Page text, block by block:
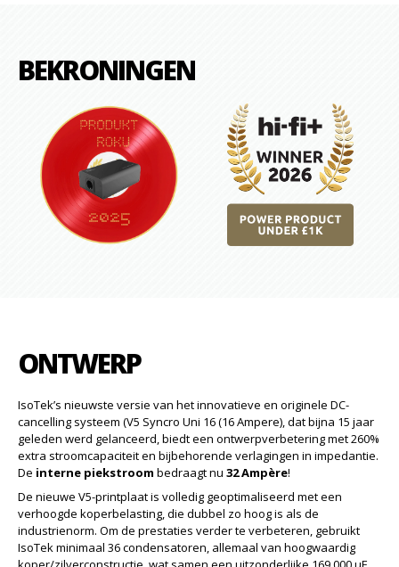
BEKRONINGEN
ONTWERP
IsoTek’s nieuwste versie van het innovatieve en originele DC-
cancelling systeem (V5 Syncro Uni 16 (16 Ampere), dat bijna 15 jaar
geleden werd gelanceerd, biedt een ontwerpverbetering met 260%
extra stroomcapaciteit en bijbehorende verlagingen in impedantie.
De interne piekstroom bedraagt nu 32 Ampère!
De nieuwe V5-printplaat is volledig geoptimaliseerd met een
verhoogde koperbelasting, die dubbel zo hoog is als de
industrienorm. Om de prestaties verder te verbeteren, gebruikt
IsoTek minimaal 36 condensatoren, allemaal van hoogwaardig